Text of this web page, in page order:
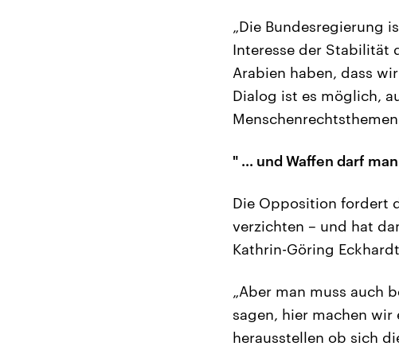
„Die Bundesregierung
Interesse der Stabilität
Arabien haben, dass
Dialog ist es möglich,
" ... und Waffen darf
Die Opposition fordert
verzichten – und hat
Kathrin-Göring
„Aber man muss auch
sagen, hier machen
herausstellen ob sich